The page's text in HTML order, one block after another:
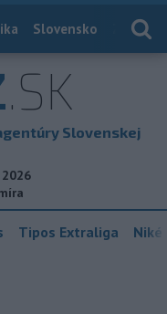
Slovensko
.SK
Slovenskej
Tipos Extraliga